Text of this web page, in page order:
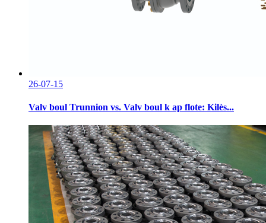
26-07-15
Valv boul Trunnion vs. Valv boul k ap flote: Kilès...